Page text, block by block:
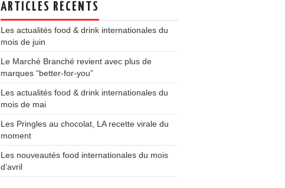
ARTICLES RÉCENTS
Les actualités food & drink internationales du
mois de juin
Le Marché Branché revient avec plus de
marques “better-for-you”
Les actualités food & drink internationales du
mois de mai
Les Pringles au chocolat, LA recette virale du
moment
Les nouveautés food internationales du mois
d’avril